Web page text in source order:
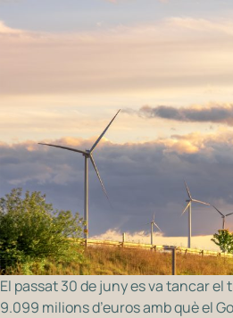
El passat 30 de juny es va tancar
9.099 milions d’euros amb què el